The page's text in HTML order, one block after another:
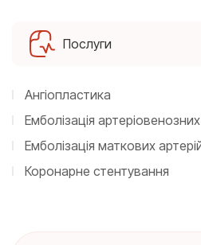
Послуги
Ангіопластика
Емболізація
Емболізація маткових
Коронарне стентування